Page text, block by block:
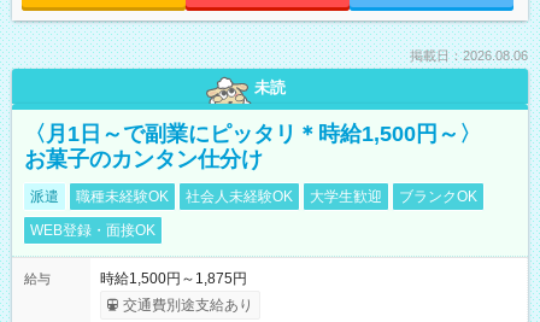
掲載日：2026.08.06
未読
〈月1日～で副業にピッタリ＊時給1,500円～〉
お菓子のカンタン仕分け
派遣 職種未経験OK 社会人未経験OK 大学生歓迎
ブランクOK
WEB登録・面接OK
給与
時給1,500円～1,875円
交通費別途支給あり